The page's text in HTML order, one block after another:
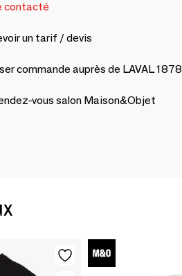
contacté
un tarif / devis
commande auprès de LAVAL 1878
vous salon Maison&Objet